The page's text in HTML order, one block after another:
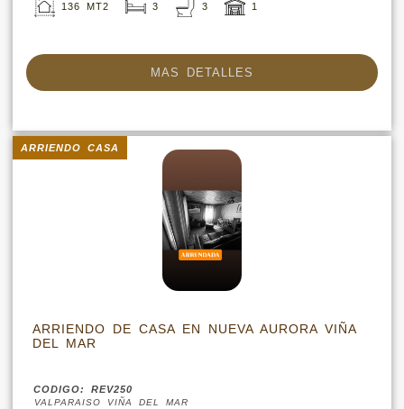
136 MT2 3 3 1
MAS DETALLES
ARRIENDO DE CASA EN NUEVA AURORA VIÑA
DEL MAR
CODIGO: REV250
VALPARAISO VIÑA DEL MAR
ARRIENDO CASA